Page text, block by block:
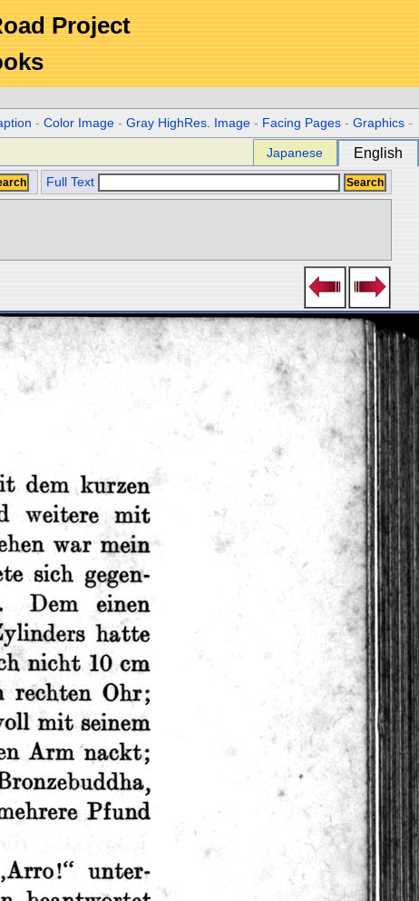
Project
-Color Image -Gray HighRes. Image - Facing Pages -Graphics -
Japanese English
Full Text